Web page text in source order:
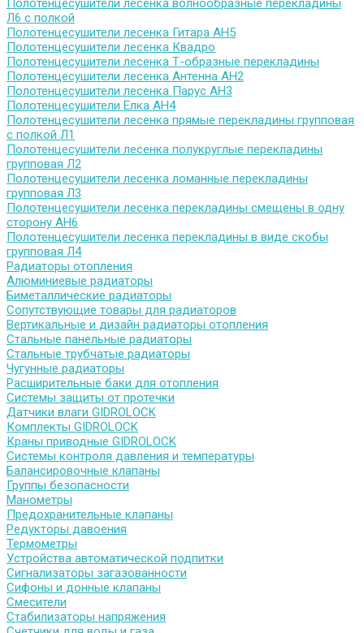
Полотенцесушители лесенка волнообразные перекладины
Л6 с полкой
Полотенцесушители лесенка Гитара АН5
Полотенцесушители лесенка Квадро
Полотенцесушители лесенка Т-образные перекладины
Полотенцесушители лесенка Антенна АН2
Полотенцесушители лесенка Парус АН3
Полотенцесушители Елка АН4
Полотенцесушители лесенка прямые перекладины групповая
с полкой Л1
Полотенцесушители лесенка полукруглые перекладины
групповая Л2
Полотенцесушители лесенка ломанные перекладины
групповая Л3
Полотенцесушители лесенка перекладины смещены в одну
сторону АН6
Полотенцесушители лесенка перекладины в виде скобы
групповая Л4
Радиаторы отопления
Алюминиевые радиаторы
Биметаллические радиаторы
Сопутствующие товары для радиаторов
Вертикальные и дизайн радиаторы отопления
Стальные панельные радиаторы
Стальные трубчатые радиаторы
Чугунные радиаторы
Расширительные баки для отопления
Системы защиты от протечки
Датчики влаги GIDROLOCK
Комплекты GIDROLOCK
Краны приводные GIDROLOCK
Системы контроля давления и температуры
Балансировочные клапаны
Группы безопасности
Манометры
Предохранительные клапаны
Редукторы давоения
Термометры
Устройства автоматической подпитки
Сигнализаторы загазованности
Сифоны и донные клапаны
Смесители
Стабилизаторы напряжения